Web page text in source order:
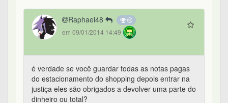
Raphael48
em 09/01/2014 14:49
é verdade se você guardar todas as notas pagas
do estacionamento do shopping depois entrar na
justiça eles são obrigados a devolver uma parte do
dinheiro ou total?